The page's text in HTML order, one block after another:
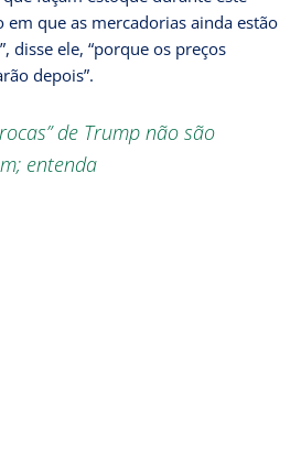
que as mercadorias ainda estão
disse ele, “porque os preços
depois”.
de Trump não são
entenda